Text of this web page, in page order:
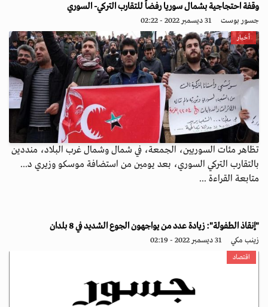
وقفة احتجاجية بشمال سوريا رفضاً للتقارب التركي- السوري
جسور بوست 31 ديسمبر 2022 - 02:22
أخبار
تظاهر مئات السوريين، الجمعة، في شمال وشمال غرب البلاد، منددين
بالتقارب التركي السوري، بعد يومين من استضافة موسكو وزيري د...
متابعة القراءة ...
"إنقاذ الطفولة": زيادة عدد من يواجهون الجوع الشديد في 8 بلدان
زينب مكي 31 ديسمبر 2022 - 02:19
اقتصاد